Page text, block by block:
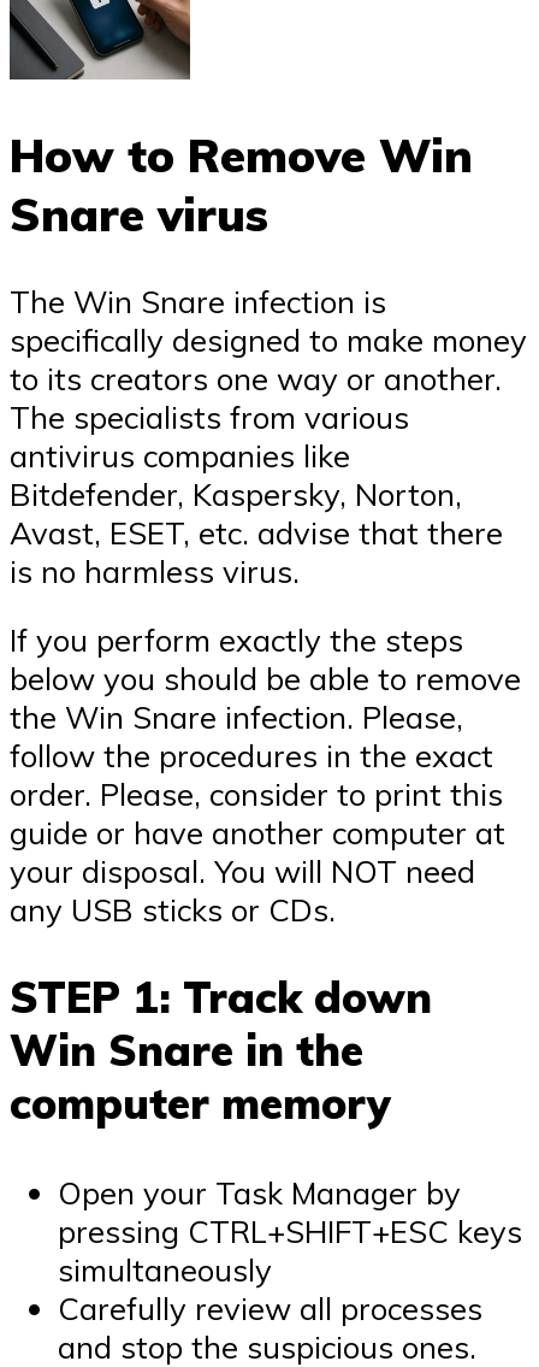
How to Remove Win
Snare virus
The Win Snare infection is
specifically designed to make money
to its creators one way or another.
The specialists from various
antivirus companies like
Bitdefender, Kaspersky, Norton,
Avast, ESET, etc. advise that there
is no harmless virus.
If you perform exactly the steps
below you should be able to remove
the Win Snare infection. Please,
follow the procedures in the exact
order. Please, consider to print this
guide or have another computer at
your disposal. You will NOT need
any USB sticks or CDs.
STEP 1: Track down
Win Snare in the
computer memory
Open your Task Manager by
pressing CTRL+SHIFT+ESC keys
simultaneously
Carefully review all processes
and stop the suspicious ones.